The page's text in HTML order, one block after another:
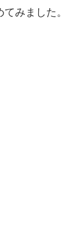
みました。